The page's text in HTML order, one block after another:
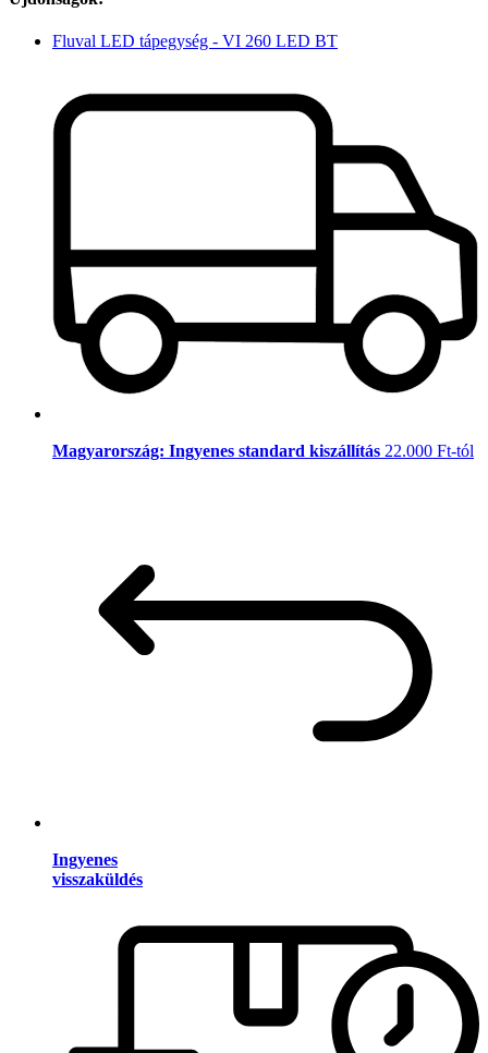
Fluval LED tápegység - VI 260 LED BT
Magyarország: Ingyenes standard kiszállítás 22.000 Ft-tól
Ingyenes
visszaküldés